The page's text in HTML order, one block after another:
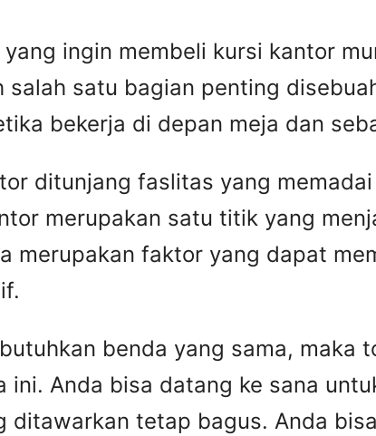
ingin membeli kursi kantor
salah satu bagian penting
bekerja di depan meja dan
ditunjang faslitas yang
merupakan satu titik yang
merupakan faktor yang dapat
benda yang sama,
ini. Anda bisa datang ke sana
ditawarkan tetap bagus. Anda